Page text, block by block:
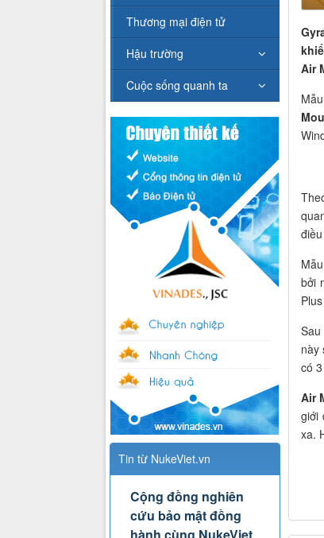
Air
bởi
này
có
Air
giới
xa.
Thương mại điện tử
Hậu trường
Cuộc sống quanh ta
Tin từ NukeViet.vn
Cộng đồng nghiên
cứu bảo mật đồng